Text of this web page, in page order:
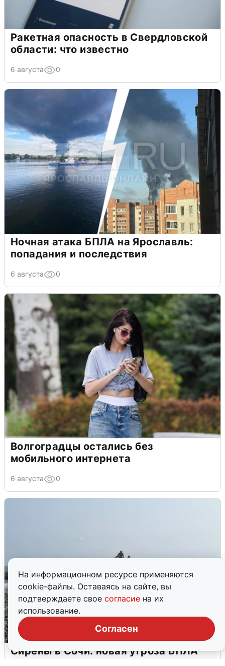
На информационном ресурсе применяются
cookie-файлы. Оставаясь на сайте, вы
подтверждаете свое согласие на их
использование.
Согласен
Ракетная опасность в Свердловской
области: что известно
6 августа 0
Ночная атака БПЛА на Ярославль:
попадания и последствия
6 августа 0
Волгоградцы остались без
мобильного интернета
6 августа 0
Сирены в Сочи: новая угроза БПЛА